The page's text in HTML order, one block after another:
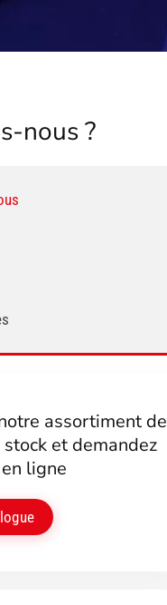
nous ?
assortiment de
et demandez
ligne